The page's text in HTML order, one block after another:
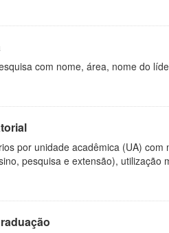
com nome, área, nome do
por unidade acadêmica (UA)
pesquisa e extensão), utilização